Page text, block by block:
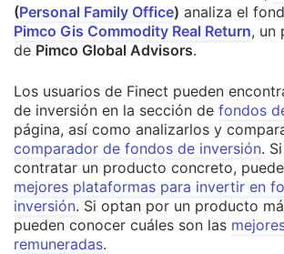
(Personal Family Office) analiza el
Pimco Gis Commodity Real Return, un
de Pimco Global Advisors.
Los usuarios de Finect pueden
de inversión en la sección de fondos
página, así como analizarlos y
comparador de fondos de inversión.
contratar un producto concreto,
mejores plataformas para invertir en
inversión. Si optan por un producto
pueden conocer cuáles son las
remuneradas.